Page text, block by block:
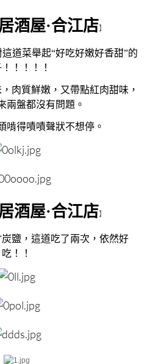
酒屋·合江店】
道菜舉起“好吃好嫩好香甜”的
！！！！
肉質鮮嫩，又帶點紅肉甜味，
兩盤都沒有問題。
啃得嘖嘖聲狀不想停。
酒屋·合江店】
鹽，這道吃了兩次，依然好
吃！！